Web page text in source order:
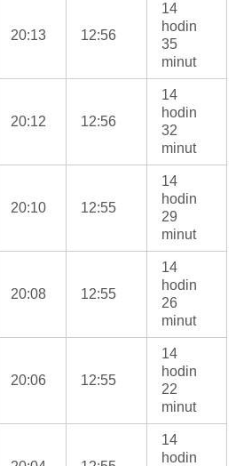
20:13 12:56
14
hodin
35
minut
20:12 12:56
14
hodin
32
minut
20:10 12:55
14
hodin
29
minut
20:08 12:55
14
hodin
26
minut
20:06 12:55
14
hodin
22
minut
14
hodin